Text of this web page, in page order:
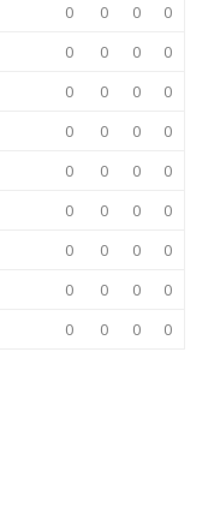
0 0 0
0
0 0 0
0
0 0 0
0
0 0 0
0
0 0 0
0
0 0 0
0
0 0 0
0
0 0 0
0
0 0 0 0